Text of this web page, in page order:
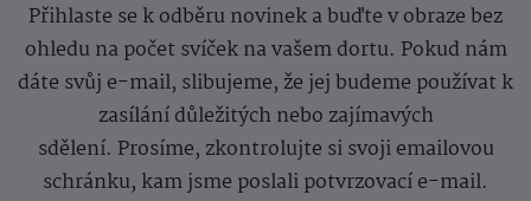
Přihlaste se k odběru novinek a buďte v obraze bez
ohledu na počet svíček na vašem dortu. Pokud nám
dáte svůj e-mail, slibujeme, že jej budeme používat k
zasílání důležitých nebo zajímavých
sdělení. Prosíme, zkontrolujte si svoji emailovou
schránku, kam jsme poslali potvrzovací e-mail.